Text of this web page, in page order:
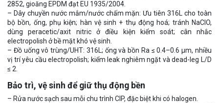
2852, gioăng EPDM đạt EU 1935/2004.
– Dây chuyền nước mắm/nước chấm mặn: Ưu tiên 316L cho toàn
bộ bồn, ống, phụ kiện; hàn vệ sinh + thụ động hoá; tránh NaClO,
dùng peracetic/axit nitric ở điều kiện kiểm soát; cân nhắc
electropolish ở bề mặt khó vệ sinh.
– Đồ uống vô trùng/UHT: 316L; ống và bồn Ra ≤ 0.4–0.6 µm, nhiều
vị trí yêu cầu electropolish; kiểm leak nghiêm ngặt và dead-leg L/D
≤ 2.
Bảo trì, vệ sinh để giữ thụ động bền
– Rửa nước sạch sau mỗi chu trình CIP, đặc biệt khi có halogen.